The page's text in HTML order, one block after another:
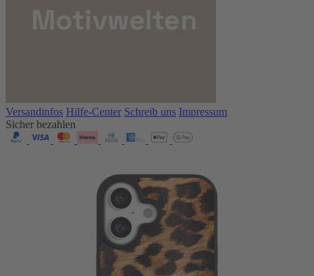
Versandinfos Hilfe-Center Schreib uns Impressum
Sicher bezahlen